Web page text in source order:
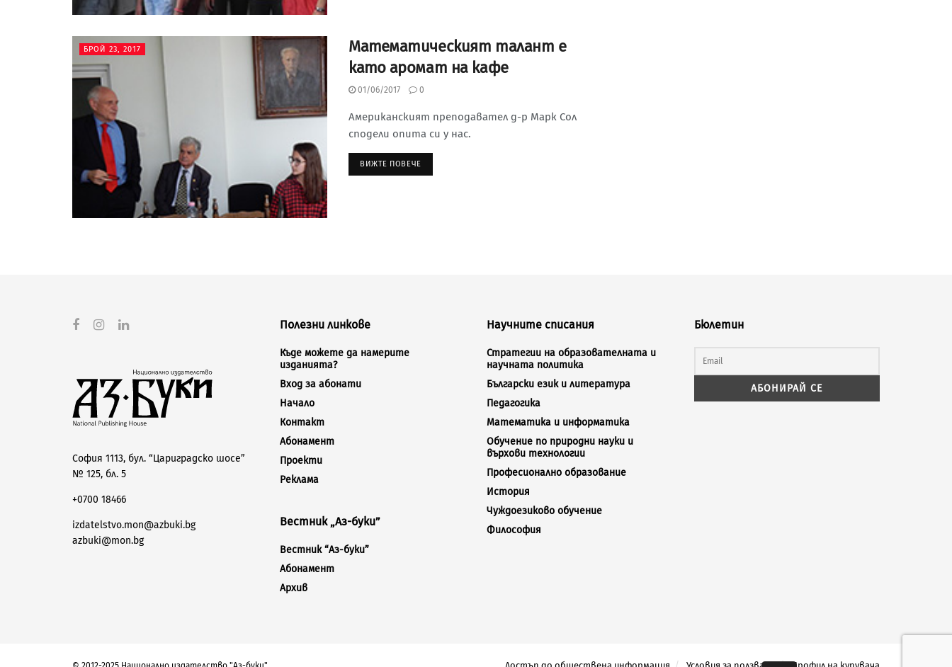
БРОЙ 23, 2017
Математическият талант е
като аромат на кафе
01/06/2017 0
Американският преподавател д-р Марк Сол
сподели опита си у нас.
ВИЖТЕ ПОВЕЧЕ
София 1113, бул. “Цариградско шосе”
№ 125, бл. 5
+0700 18466
izdatelstvo.mon@azbuki.bg
azbuki@mon.bg
Полезни линкове
Къде можете да намерите
изданията?
Вход за абонати
Начало
Контакт
Абонамент
Проекти
Реклама
Вестник „Аз-буки”
Вестник “Аз-буки”
Абонамент
Архив
Научните списания
Стратегии на образователната и
научната политика
Български език и литература
Педагогика
Математика и информатика
Обучение по природни науки и
върхови технологии
Професионално образование
История
Чуждоезиково обучение
Философия
Бюлетин